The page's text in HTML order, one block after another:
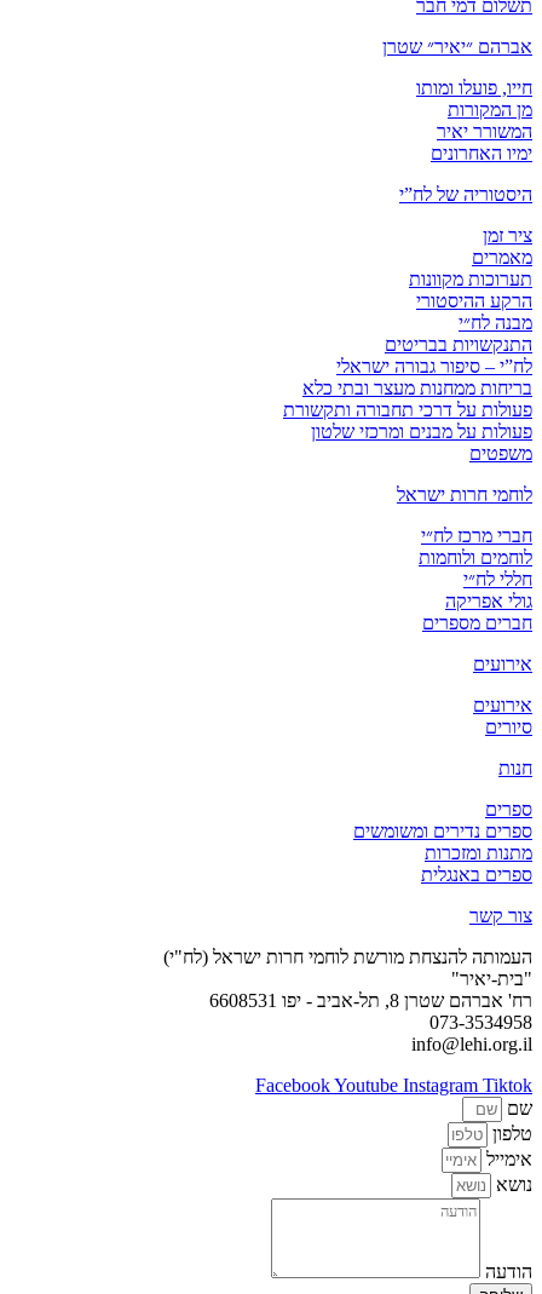
תשלום דמי חבר
אברהם ״יאיר״ שטרן
חייו, פועלו ומותו
מן המקורות
המשורר יאיר
ימיו האחרונים
היסטוריה של לח”י
ציר זמן
מאמרים
תערוכות מקוונות
הרקע ההיסטורי
מבנה לח״י
התנקשויות בבריטים
לח”י – סיפור גבורה ישראלי
בריחות ממחנות מעצר ובתי כלא
פעולות על דרכי תחבורה ותקשורת
פעולות על מבנים ומרכזי שלטון
משפטים
לוחמי חרות ישראל
חברי מרכז לח״י
לוחמים ולוחמות
חללי לח״י
גולי אפריקה
חברים מספרים
אירועים
אירועים
סיורים
חנות
ספרים
ספרים נדירים ומשומשים
מתנות ומזכרות
ספרים באנגלית
צור קשר
העמותה להנצחת מורשת לוחמי חרות ישראל (לח"י)
"בית-יאיר"
רח' אברהם שטרן 8, תל-אביב - יפו 6608531
073-3534958
info@lehi.org.il
FacebookYoutube Instagram Tiktok
שם
טלפון
אימייל
נושא
הודעה